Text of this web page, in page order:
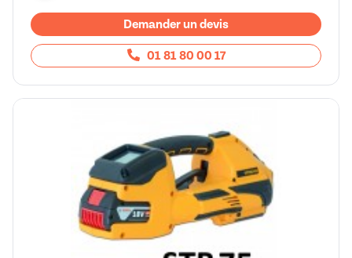
Demander un devis
01 81 80 00 17